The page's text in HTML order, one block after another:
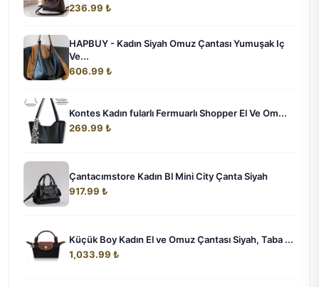
236.99 ₺
HAPBUY - Kadın Siyah Omuz Çantası Yumuşak Iç
Ve...
606.99 ₺
Kontes Kadın fularlı Fermuarlı Shopper El Ve Om...
269.99 ₺
Çantacımstore Kadın Bl Mini City Çanta Siyah
917.99 ₺
Küçük Boy Kadın El ve Omuz Çantası Siyah, Taba ...
1,033.99 ₺